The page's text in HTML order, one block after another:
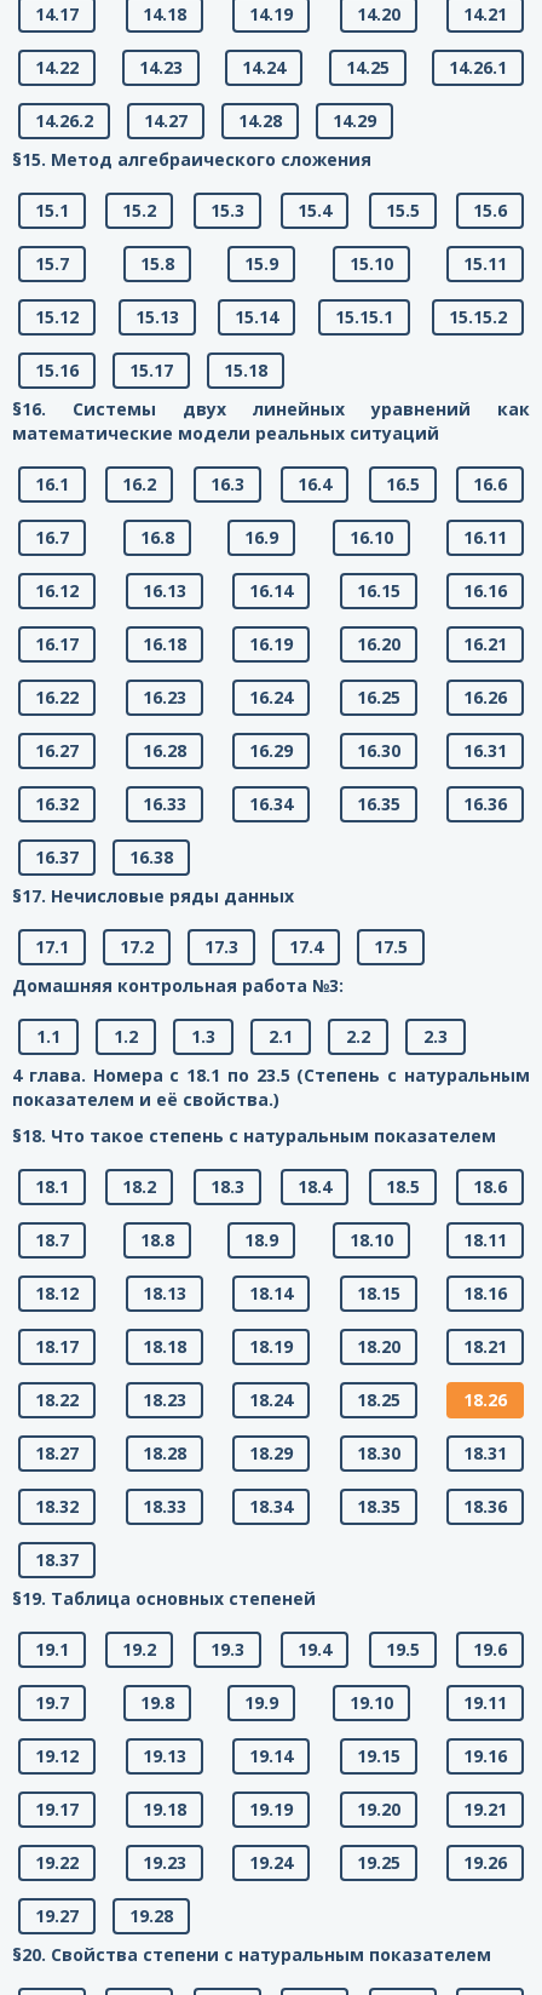
14.17 14.18 14.19 14.20 14.21
14.22 14.23 14.24 14.25 14.26.1
14.26.2 14.27 14.28
14.29
§15. Метод алгебраического сложения
15.1 15.2 15.3 15.4 15.5 15.6
15.7 15.8 15.9 15.10 15.11
15.12 15.13 15.14 15.15.1 15.15.2
15.16 15.17
15.18
§16. Системы двух линейных уравнений как
математические модели реальных ситуаций
16.1 16.2 16.3 16.4 16.5 16.6
16.7 16.8 16.9 16.10 16.11
16.12 16.13 16.14 16.15 16.16
16.17 16.18 16.19 16.20 16.21
16.22 16.23 16.24 16.25 16.26
16.27 16.28 16.29 16.30 16.31
16.32 16.33 16.34 16.35 16.36
16.37
16.38
§17. Нечисловые ряды данных
17.1 17.2 17.3 17.4
17.5
Домашняя контрольная работа №3:
1.1 1.2 1.3 2.1 2.2
2.3
4 глава. Номера с 18.1 по 23.5 (Степень с натуральным
показателем и её свойства.)
§18. Что такое степень с натуральным показателем
18.1 18.2 18.3 18.4 18.5 18.6
18.7 18.8 18.9 18.10 18.11
18.12 18.13 18.14 18.15 18.16
18.17 18.18 18.19 18.20 18.21
18.22 18.23 18.24 18.25 18.26
18.27 18.28 18.29 18.30 18.31
18.32 18.33 18.34 18.35 18.36
18.37
§19. Таблица основных степеней
19.1 19.2 19.3 19.4 19.5 19.6
19.7 19.8 19.9 19.10 19.11
19.12 19.13 19.14 19.15 19.16
19.17 19.18 19.19 19.20 19.21
19.22 19.23 19.24 19.25 19.26
19.27
19.28
§20. Свойства степени с натуральным показателем